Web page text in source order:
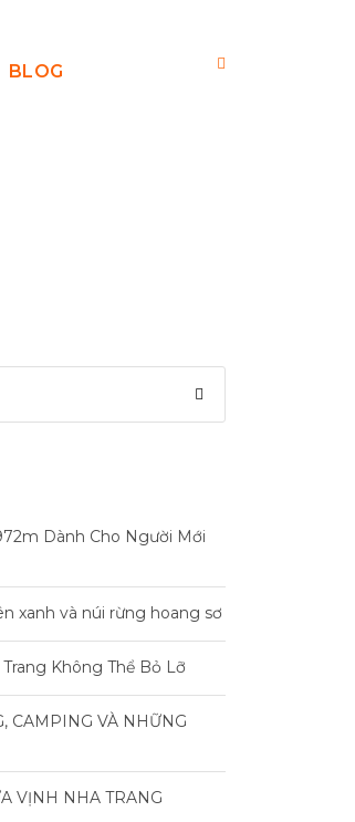
BLOG
Dành Cho Người Mới
xanh và núi rừng hoang sơ
Không Thể Bỏ Lỡ
CAMPING VÀ NHỮNG
VỊNH NHA TRANG